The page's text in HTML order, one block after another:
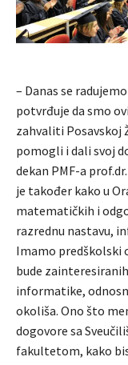
– Danas se
potvrđuje da smo
zahvaliti Posavskoj
pomogli i dali svoj
dekan PMF-a
je također kako u
matematičkih i
razrednu nastavu,
Imamo predškolski
bude
informatike,
okoliša. Ono što
dogovore sa
fakultetom, kako